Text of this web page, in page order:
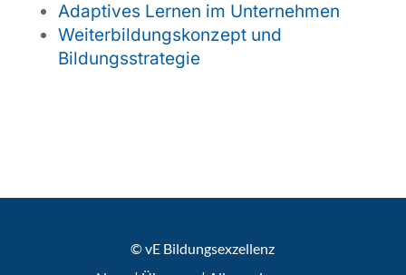
Adaptives Lernen im Unternehmen
Weiterbildungskonzept und
Bildungsstrategie
© vE Bildungsexzellenz